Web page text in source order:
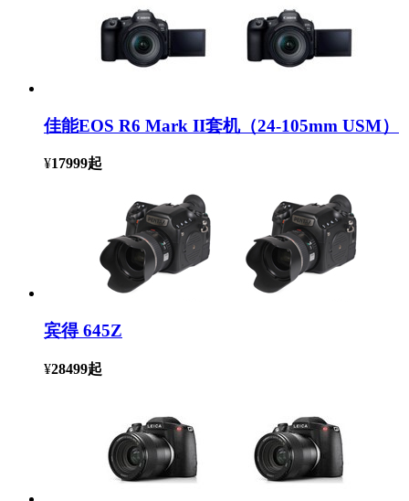
佳能EOS R6 Mark II套机（24-105mm USM）
¥17999起
宾得 645Z
¥28499起